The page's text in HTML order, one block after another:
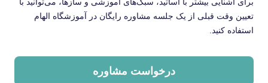
برای آشنایی بیشتر با اساتید، سبک‌های آموزشی و سازها، می‌توانید با
تعیین وقت قبلی از یک جلسه مشاوره رایگان در آموزشگاه الهام
استفاده کنید.
درخواست مشاوره